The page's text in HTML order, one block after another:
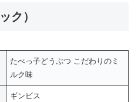
ク）
たべっ子どうぶつ こだわりのミ
ルク味
ギンビス